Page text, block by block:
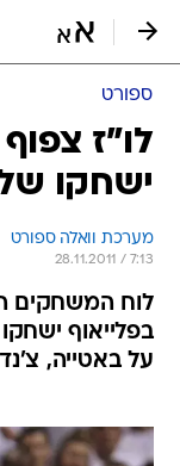
ספורט
ישחקו
מערכת וואלה ספורט
28.11.2011 / 7:13
לוח המשחקים
בפלייאוף
על באטייה,